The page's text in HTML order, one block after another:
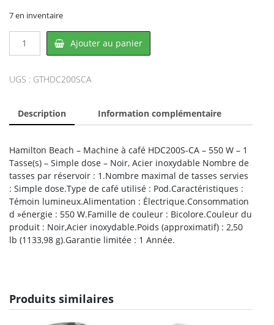
7 en inventaire
Beach
HAMILTON
BEACH
Ajouter au panier
UGS : GTHDC200SCA
Description Information complémentaire
Hamilton Beach – Machine à café HDC200S-CA – 550 W – 1
Tasse(s) – Simple dose – Noir, Acier inoxydable Nombre de
tasses par réservoir : 1.Nombre maximal de tasses servies
: Simple dose.Type de café utilisé : Pod.Caractéristiques :
Témoin lumineux.Alimentation : Électrique.Consommation
d »énergie : 550 W.Famille de couleur : Bicolore.Couleur du
produit : Noir,Acier inoxydable.Poids (approximatif) : 2,50
lb (1133,98 g).Garantie limitée : 1 Année.
Produits similaires